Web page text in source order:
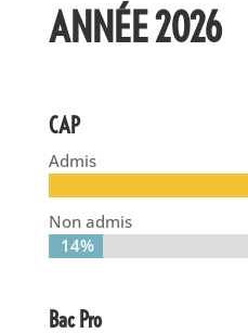
ANNÉE 2026
CAP
Admis
Non admis
14%
14%
Bac Pro